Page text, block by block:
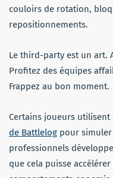
couloirs de rotation,
repositionnements.
Le third-party est un art.
Profitez des équipes
Frappez au bon moment.
Certains joueurs utilisent
de Battlelog pour
professionnels
que cela puisse